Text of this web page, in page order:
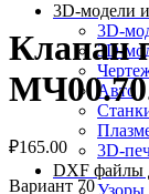
3D-модели
3D-
3D-
Авто
3D-
DXF файлы
Клапан
₽165.00
Вариант 70